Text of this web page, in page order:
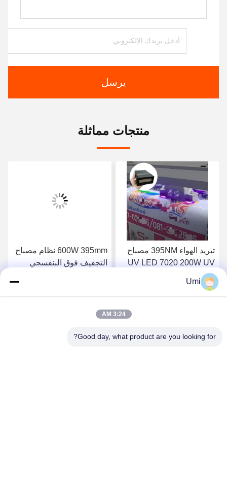
يرسل
منتجات مماثلة
تبريد الهواء 395NM مصباح
UV LED 7020 200W UV
العلاجية الأشعة فوق
البنفسجية للطابعة Epson
I3200/XP600/TX800 UV
احصل على افضل سعر
600W 395mm نظام مصباح
التجفيف فوق البنفسجي
احصل على افضل سعر
Umi
3:24 AM
Good day, what product are you looking for?